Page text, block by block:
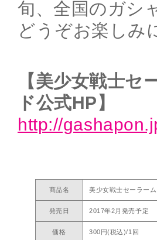
旬、全国のガシ
どうぞお楽しみ
【美少女戦士
ド公式HP】
http://
商品名 美少女戦士セーラー
発売日 2017年2月発売予定
価格 300円(税込)/1回